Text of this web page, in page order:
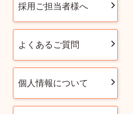
採用ご担当者様へ
よくあるご質問
個人情報について